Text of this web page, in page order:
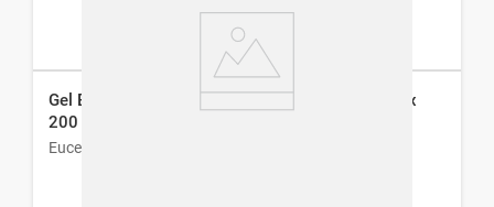
Gel Eucerin Anti-Pigment para Todo Tipo de Piel x
200 ml
Eucerin